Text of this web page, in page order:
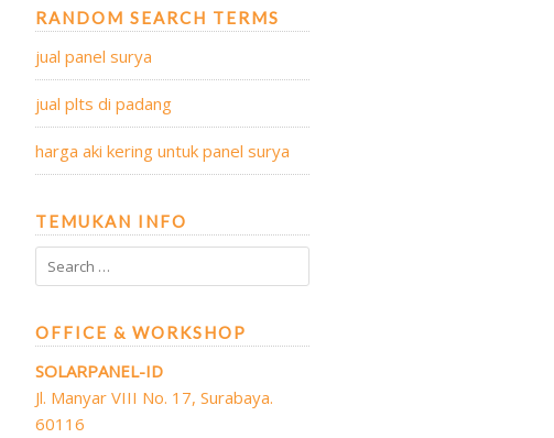
RANDOM SEARCH TERMS
jual panel surya
jual plts di padang
harga aki kering untuk panel surya
TEMUKAN INFO
OFFICE & WORKSHOP
SOLARPANEL-ID
Jl. Manyar VIII No. 17, Surabaya.
60116